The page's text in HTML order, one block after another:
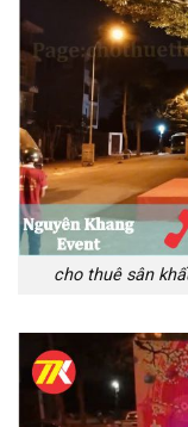
cho thuê sân